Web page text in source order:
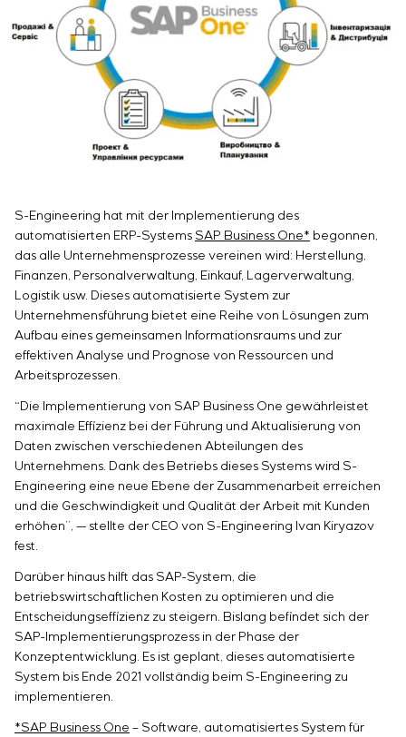
Inbetriebnahme und Schulung des
Kundenpersonals
Projektmanagement
Outsourcing
Beratungsdienstleistungen
Individuelle Entwicklung und Prüfung mit
anschließender Zertifizierung von
Betriebsbedingungen
Entwicklung mathematischer Modelle von
Steuerungsobjekten
Entwicklung spezieller Algorithmen für optimale
und garantierte Steuerung mit anschließender
Inbetriebnahme vor Ort
Entwicklung von Steuerungssystemen mit nicht
standardmäßiger Kaskaden- und mehrstufiger
Struktur mit statischen und adaptiven
Einstellparametern
Energieaudit
Infrastruktur
Chemische Industrie
Zementindustrie
Sivacon S8
Simoprime
Lokale Filter
Schrankfilter
Schieberabsperrungen
Übergangsklappen
Stellenangebote
Praktikum
Veteranen
KONTAKTE
S-Engineering hat mit der Implementierung des
automatisierten ERP-Systems SAP Business One* begonnen,
das alle Unternehmensprozesse vereinen wird: Herstellung,
Finanzen, Personalverwaltung, Einkauf, Lagerverwaltung,
Logistik usw. Dieses automatisierte System zur
Unternehmensführung bietet eine Reihe von Lösungen zum
Aufbau eines gemeinsamen Informationsraums und zur
effektiven Analyse und Prognose von Ressourcen und
Arbeitsprozessen.
“Die Implementierung von SAP Business One gewährleistet
maximale Effizienz bei der Führung und Aktualisierung von
Daten zwischen verschiedenen Abteilungen des
Unternehmens. Dank des Betriebs dieses Systems wird S-
Engineering eine neue Ebene der Zusammenarbeit erreichen
und die Geschwindigkeit und Qualität der Arbeit mit Kunden
erhöhen”, — stellte der CEO von S-Engineering Ivan Kiryazov
fest.
Darüber hinaus hilft das SAP-System, die
betriebswirtschaftlichen Kosten zu optimieren und die
Entscheidungseffizienz zu steigern. Bislang befindet sich der
SAP-Implementierungsprozess in der Phase der
Konzeptentwicklung. Es ist geplant, dieses automatisierte
System bis Ende 2021 vollständig beim S-Engineering zu
implementieren.
*SAP Business One – Software, automatisiertes System für